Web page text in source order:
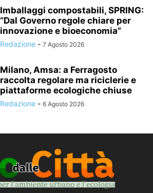
Imballaggi compostabili, SPRING:
“Dal Governo regole chiare per
innovazione e bioeconomia”
Redazione - 7 Agosto 2026
Milano, Amsa: a Ferragosto
raccolta regolare ma riciclerie e
piattaforme ecologiche chiuse
Redazione - 6 Agosto 2026